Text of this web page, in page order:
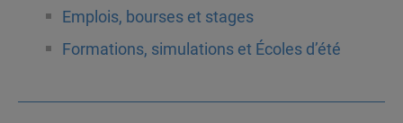
Emplois, bourses et stages
Formations, simulations et Écoles d’été